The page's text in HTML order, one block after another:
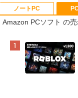
ノートPC
Amazon PCソフト の